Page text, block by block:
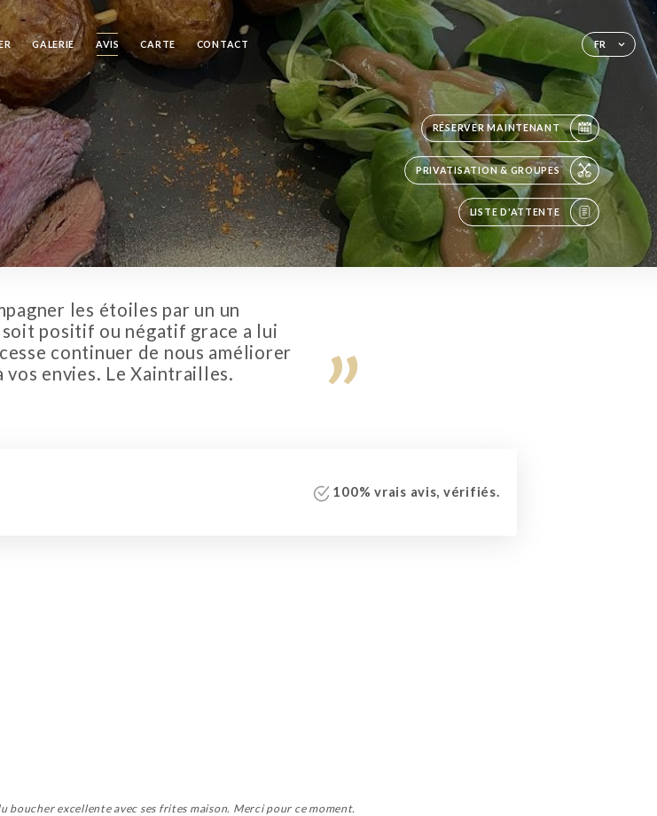
FR
GALERIE AVIS CARTE CONTACT
RÉSERVER MAINTENANT
PRIVATISATION & GROUPES
LISTE D'ATTENTE
les étoiles par un un
soit positif ou négatif grace a lui
continuer de nous améliorer
vos envies. Le Xaintrailles.
100% vrais avis, vérifiés.
excellente avec ses frites maison. Merci pour ce moment.